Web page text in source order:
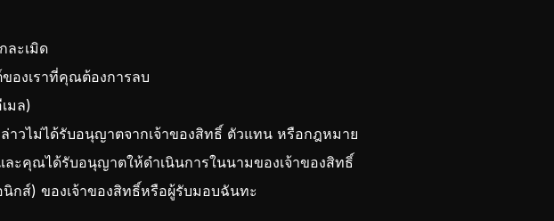
ละเมิด
องเราที่คุณต้องการลบ
มล)
าวไม่ได้รับอนุญาตจากเจ้าของสิทธิ์ ตัวแทน หรือกฎหมาย
ะคุณได้รับอนุญาตให้ดำเนินการในนามของเจ้าของสิทธิ์
กส์) ของเจ้าของสิทธิ์หรือผู้รับมอบฉันทะ